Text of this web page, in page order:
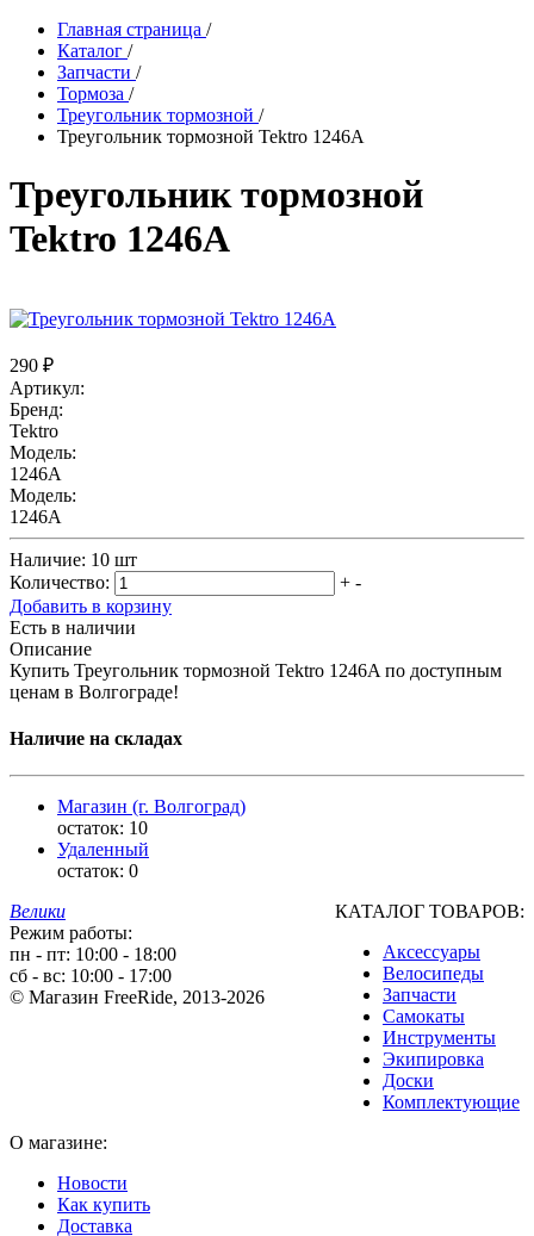
Главная страница /
Каталог /
Запчасти /
Тормоза /
Треугольник тормозной /
Треугольник тормозной Tektro 1246A
Треугольник тормозной
Tektro 1246A
290 ₽
Артикул:
Бренд:
Tektro
Модель:
1246A
Модель:
1246A
Наличие: 10 шт
Количество:
+ -
Добавить в корзину
Есть в наличии
Описание
Купить Треугольник тормозной Tektro 1246A по доступным
ценам в Волгограде!
Наличие на складах
Магазин (г. Волгоград)
остаток: 10
Удаленный
остаток: 0
Велики
Режим работы:
пн - пт: 10:00 - 18:00
сб - вс: 10:00 - 17:00
© Магазин FreeRide, 2013-2026
КАТАЛОГ ТОВАРОВ:
Аксессуары
Велосипеды
Запчасти
Самокаты
Инструменты
Экипировка
Доски
Комплектующие
О магазине:
Новости
Как купить
Доставка